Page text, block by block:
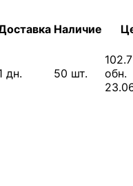
Наличие
дн. 50 шт.
обн.